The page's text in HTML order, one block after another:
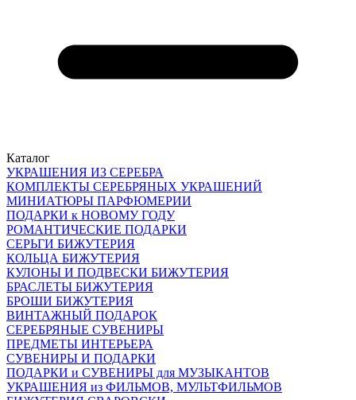
Каталог
УКРАШЕНИЯ ИЗ СЕРЕБРА
КОМПЛЕКТЫ СЕРЕБРЯНЫХ УКРАШЕНИЙ
МИНИАТЮРЫ ПАРФЮМЕРИИ
ПОДАРКИ к НОВОМУ ГОДУ
РОМАНТИЧЕСКИЕ ПОДАРКИ
СЕРЬГИ БИЖУТЕРИЯ
КОЛЬЦА БИЖУТЕРИЯ
КУЛОНЫ И ПОДВЕСКИ БИЖУТЕРИЯ
БРАСЛЕТЫ БИЖУТЕРИЯ
БРОШИ БИЖУТЕРИЯ
ВИНТАЖНЫЙ ПОДАРОК
СЕРЕБРЯНЫЕ СУВЕНИРЫ
ПРЕДМЕТЫ ИНТЕРЬЕРА
СУВЕНИРЫ И ПОДАРКИ
ПОДАРКИ и СУВЕНИРЫ для МУЗЫКАНТОВ
УКРАШЕНИЯ из ФИЛЬМОВ, МУЛЬТФИЛЬМОВ